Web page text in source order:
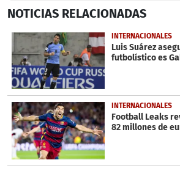
seconds
17
seconds
NOTICIAS RELACIONADAS
INTERNACIONALES
Luis Suárez
futbolístico es
INTERNACIONALES
Football Leaks
82 millones de